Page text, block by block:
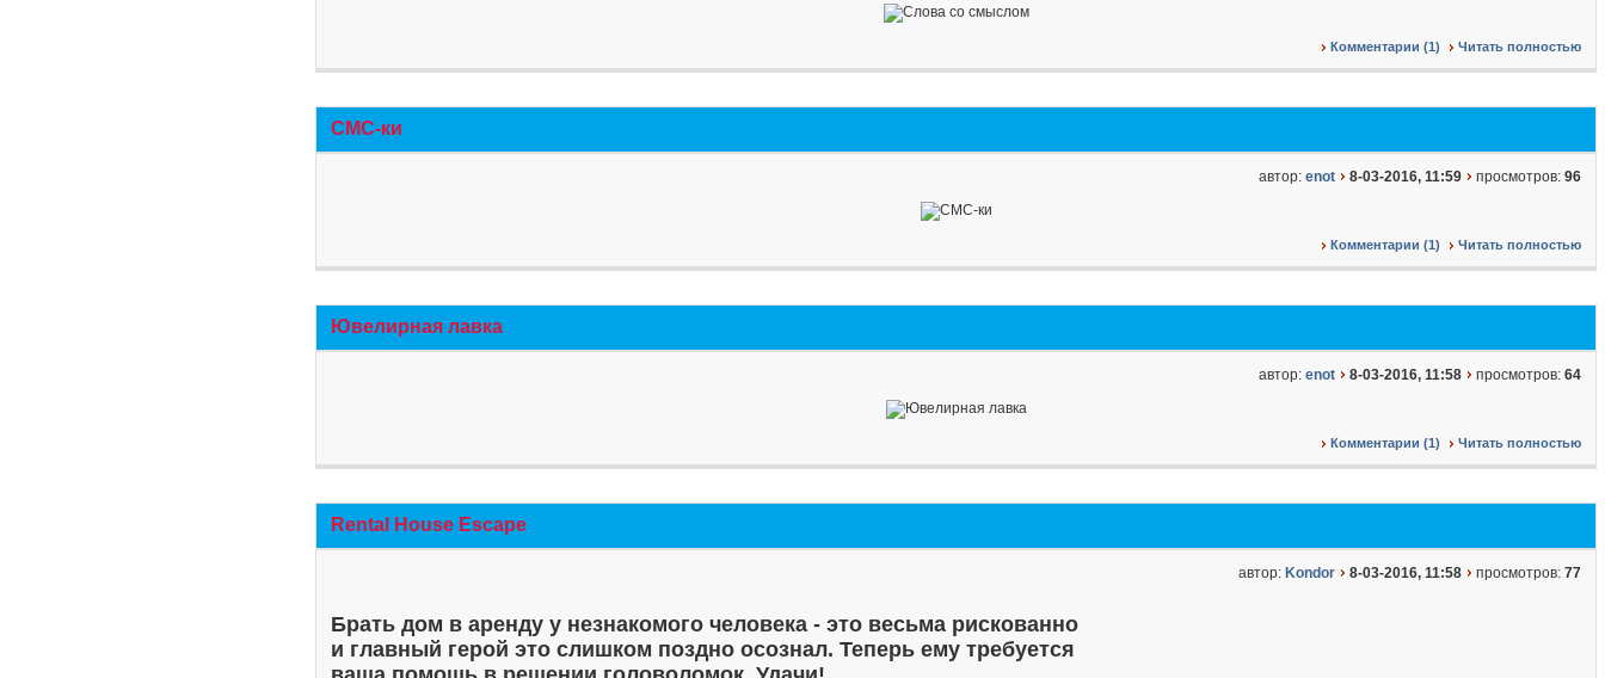
Комментарии (1) Читать полностью
СМС-ки
автор: enot 8-03-2016, 11:59 просмотров: 96
Комментарии (1) Читать полностью
Ювелирная лавка
автор: enot 8-03-2016, 11:58 просмотров: 64
Комментарии (1) Читать полностью
Rental House Escape
автор: Kondor 8-03-2016, 11:58 просмотров: 77
Брать дом в аренду у незнакомого человека - это весьма рискованно
и главный герой это слишком поздно осознал. Теперь ему требуется